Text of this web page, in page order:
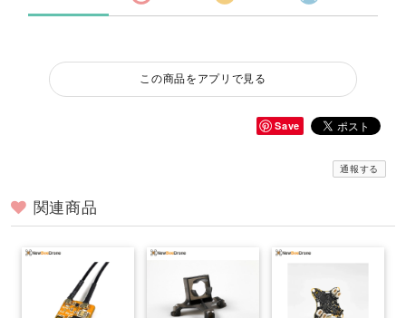
この商品をアプリで見る
Save
通報する
関連商品